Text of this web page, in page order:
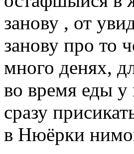
занову , от
занову про то
много денях,
во время еды
сразу
в Нюёрки